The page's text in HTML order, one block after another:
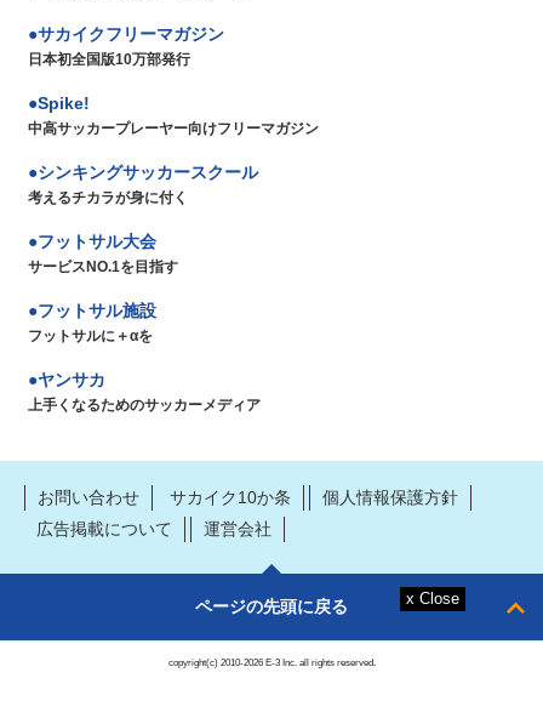
サカイクフリーマガジン
日本初全国版10万部発行
Spike!
中高サッカープレーヤー向けフリーマガジン
シンキングサッカースクール
考えるチカラが身に付く
フットサル大会
サービスNO.1を目指す
フットサル施設
フットサルに＋αを
ヤンサカ
上手くなるためのサッカーメディア
お問い合わせ サカイク10か条
個人情報保護方針
広告掲載について
運営会社
ページの先頭に戻る
copyright(c) 2010-2026 E-3 Inc. all rights reserved.